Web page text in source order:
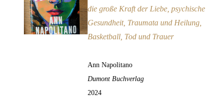
die große Kraft der Liebe, psychische
Gesundheit, Traumata und Heilung,
Basketball, Tod und Trauer
Ann Napolitano
Dumont Buchverlag
2024